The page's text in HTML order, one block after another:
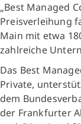
„Best Managed
Preisverleihung
Main mit etwa
zahlreiche
Das Best
Private,
dem
der Frankfurter